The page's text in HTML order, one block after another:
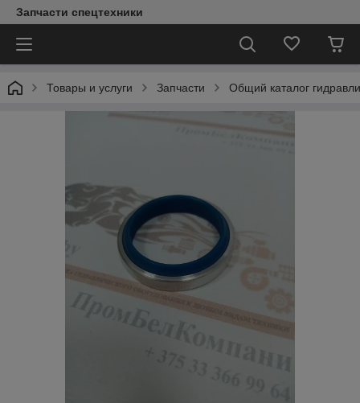
Запчасти спецтехники
Товары и услуги Запчасти Общий каталог